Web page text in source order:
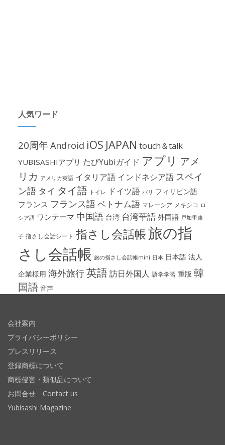
人気ワード
20周年Android iOS JAPAN touch＆talk
YUBISASHIアプリ たびYubiガイド アプリ アメ
リカ アメリカ英語 イタリア語 インドネシア語 スペイ
ン語 タイ タイ語 トイレ ドイツ語 パリ フィリピン語
フランス フランス語ベトナム語 マレーシア メキシコ ロ
シア語 ワンテーマ 中国語 台湾 台湾華語 外国語 戸加里康
子 指さし会話シート 指さし会話帳旅の指
さし会話帳 旅の指さし会話帳mini 日本 日本語 法人
企業様用 海外旅行英語訪日外国人 語学学習 重版 韓
国語 音声
会社案内
プライバシーポリシー
プレスリリース
登録商標について
商標侵害・類似品について
お問合せ Contact us
Yubisashi Magazine